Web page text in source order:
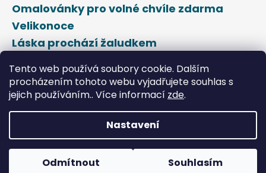
Tento web používá soubory cookie. Dalším
procházením tohoto webu vyjadřujete souhlas s
jejich používáním.. Více informací zde.
Nastavení
Odmítnout Souhlasím
HLEDAT
D
o
o
r
Omalovánky pro volné chvíle zdarma
Velikonoce
Láska prochází žaludkem
Vytvořil Shoptet
Copyright 2026DROPAP . Všechna práva vyhrazena.